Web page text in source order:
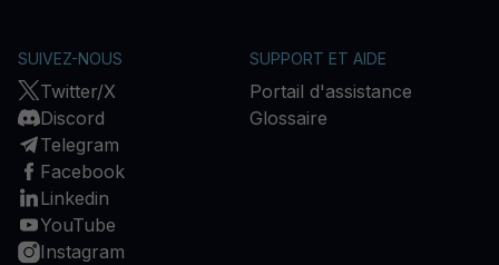
SUIVEZ-NOUS
Twitter/X
Discord
Telegram
Facebook
Linkedin
YouTube
Instagram
SUPPORT ET AIDE
Portail d'assistance
Glossaire